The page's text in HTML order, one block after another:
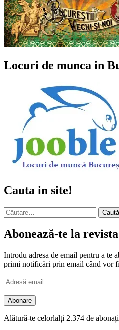
Locuri de munca in
Cauta in site!
Caută
după:
Abonează-te la
Introdu adresa de email pentru a te
primi notificări prin email când vor
Adresă
email
Abonare
Alătură-te celorlalți 2.374 de